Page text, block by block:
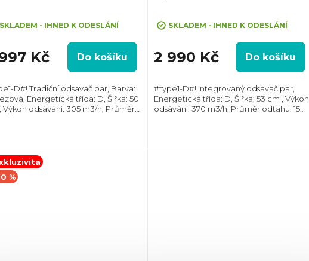
SKLADEM - IHNED K ODESLÁNÍ
Kč Do košíku
odsavač par, Barva:
Energetická třída: D, Šířka: 50
Výkon odsávání: 305 m3/h, Průměr
hodnocení
je
5,0
5
hvězdiček.
SKLADEM - IHNED K ODESLÁNÍ
2 990 Kč Do košíku
#type1-D#! Integrovaný odsavač par,
Energetická třída: D, Šířka: 53 cm , Výkon
odsávání: 370 m3/h, Průměr odtahu: 150
%